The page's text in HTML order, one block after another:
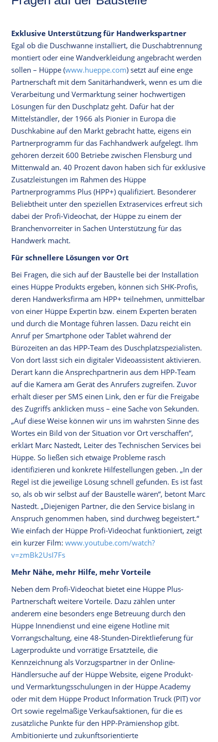
Exklusive Unterstützung für Handwerkspartner
Egal ob die Duschwanne installiert, die Duschabtrennung
montiert oder eine Wandverkleidung angebracht werden
sollen – Hüppe (www.hueppe.com) setzt auf eine enge
Partnerschaft mit dem Sanitärhandwerk, wenn es um die
Verarbeitung und Vermarktung seiner hochwertigen
Lösungen für den Duschplatz geht. Dafür hat der
Mittelständler, der 1966 als Pionier in Europa die
Duschkabine auf den Markt gebracht hatte, eigens ein
Partnerprogramm für das Fachhandwerk aufgelegt. Ihm
gehören derzeit 600 Betriebe zwischen Flensburg und
Mittenwald an. 40 Prozent davon haben sich für exklusive
Zusatzleistungen im Rahmen des Hüppe
Partnerprogramms Plus (HPP+) qualifiziert. Besonderer
Beliebtheit unter den speziellen Extraservices erfreut sich
dabei der Profi-Videochat, der Hüppe zu einem der
Branchenvorreiter in Sachen Unterstützung für das
Handwerk macht.
Für schnellere Lösungen vor Ort
Bei Fragen, die sich auf der Baustelle bei der Installation
eines Hüppe Produkts ergeben, können sich SHK-Profis,
deren Handwerksfirma am HPP+ teilnehmen, unmittelbar
von einer Hüppe Expertin bzw. einem Experten beraten
und durch die Montage führen lassen. Dazu reicht ein
Anruf per Smartphone oder Tablet während der
Bürozeiten an das HPP-Team des Duschplatzspezialisten.
Von dort lässt sich ein digitaler Videoassistent aktivieren.
Derart kann die Ansprechpartnerin aus dem HPP-Team
auf die Kamera am Gerät des Anrufers zugreifen. Zuvor
erhält dieser per SMS einen Link, den er für die Freigabe
des Zugriffs anklicken muss – eine Sache von Sekunden.
„Auf diese Weise können wir uns im wahrsten Sinne des
Wortes ein Bild von der Situation vor Ort verschaffen“,
erklärt Marc Nastedt, Leiter des Technischen Services bei
Hüppe. So ließen sich etwaige Probleme rasch
identifizieren und konkrete Hilfestellungen geben. „In der
Regel ist die jeweilige Lösung schnell gefunden. Es ist fast
so, als ob wir selbst auf der Baustelle wären“, betont Marc
Nastedt. „Diejenigen Partner, die den Service bislang in
Anspruch genommen haben, sind durchweg begeistert.“
Wie einfach der Hüppe Profi-Videochat funktioniert, zeigt
ein kurzer Film:www.youtube.com/watch?
v=zmBk2UsI7Fs
Mehr Nähe, mehr Hilfe, mehrVorteile
Neben dem Profi-Videochat bietet eine Hüppe Plus-
Partnerschaft weitere Vorteile. Dazu zählen unter
anderem eine besonders enge Betreuung durch den
Hüppe Innendienst und eine eigene Hotline mit
Vorrangschaltung, eine 48-Stunden-Direktlieferung für
Lagerprodukte und vorrätige Ersatzteile, die
Kennzeichnung als Vorzugspartner in der Online-
Händlersuche auf der Hüppe Website, eigene Produkt-
und Vermarktungsschulungen in der Hüppe Academy
oder mit dem Hüppe Product Information Truck (PIT) vor
Ort sowie regelmäßige Verkaufsaktionen, für die es
zusätzliche Punkte für den HPP-Prämienshop gibt.
Ambitionierte und zukunftsorientierte